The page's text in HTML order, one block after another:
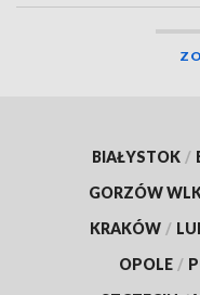
BIAŁYSTOK /
GORZÓW
KRAKÓW /
OPOLE /